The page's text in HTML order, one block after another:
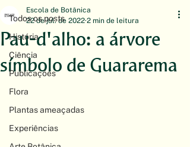
Todos os posts
História
Ciência
Publicações
Flora
Plantas ameaçadas
Experiências
Pau-d'alho: a árvore
símbolo de Guararema
Escola de Botânica
22 de jul. de 2022 2 min de leitura